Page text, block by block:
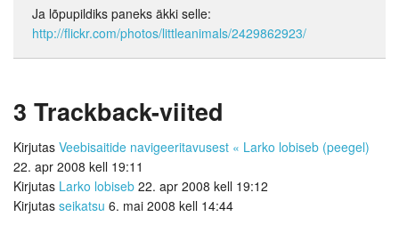
Ja lõpupildiks paneks äkki selle:
http://flickr.com/photos/littleanimals/2429862923/
3 Trackback-viited
Kirjutas Veebisaitide navigeeritavusest « Larko lobiseb (peegel)
22. apr 2008 kell 19:11
Kirjutas Larko lobiseb 22. apr 2008 kell 19:12
Kirjutas seikatsu 6. mai 2008 kell 14:44